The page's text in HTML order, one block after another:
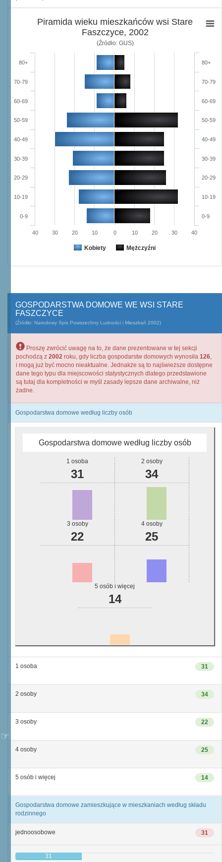
Piramida wieku mieszkańców wsi Stare
Faszczyce, 2002
(Źródło: GUS)
Kobiety Mężczyźni
0-9
10-19
20-29
30-39
40-49
50-59
60-69
70-79
80+
0-9
10-19
20-29
30-39
40-49
50-59
60-69
70-79
80+
40 30 20 10 0 10 20 30 40
GOSPODARSTWA DOMOWE WE WSI STARE
FASZCZYCE
(Źródło: Narodowy Spis Powszechny Ludności i Mieszkań 2002)
Proszę zwrócić uwagę na to, że dane prezentowane w tej sekcji
pochodzą z 2002 roku, gdy liczba gospodarstw domowych wynosiła 126,
i mogą już być mocno nieaktualne. Jednakże są to najświeższe dostępne
dane tego typu dla miejscowości statystycznych dlatego przedstawione
są tutaj dla kompletności w myśl zasady lepsze dane archiwalne, niż
żadne.
Gospodarstwa domowe według liczby osób
Gospodarstwa domowe według liczby osób
1 osoba
31
2 osoby
34
3 osoby
22
4 osoby
25
5 osób i więcej
14
31
1 osoba
34
2 osoby
22
3 osoby
25
4 osoby
14
5 osób i więcej
Gospodarstwa domowe zamieszkujące w mieszkaniach według składu
rodzinnego
31
jednoosobowe
31